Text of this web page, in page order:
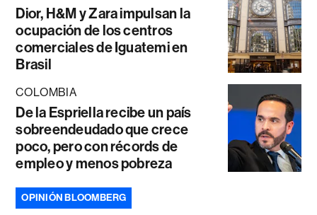
Dior, H&M y Zara impulsan la
ocupación de los centros
comerciales de Iguatemi en
Brasil
COLOMBIA
De la Espriella recibe un país
sobreendeudado que crece
poco, pero con récords de
empleo y menos pobreza
OPINIÓN BLOOMBERG